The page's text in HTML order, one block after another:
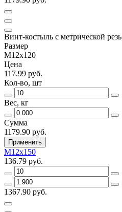
Винт-костыль с метрической
Размер
М12х120
Цена
117.99 руб.
Кол-во, шт
Вес, кг
Сумма
1179.90 руб.
Применить
М12х150
136.79 руб.
1367.90 руб.